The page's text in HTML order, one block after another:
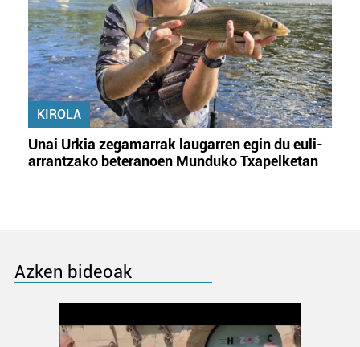
KIROLA
Unai Urkia zegamarrak laugarren egin du euli-
arrantzako beteranoen Munduko Txapelketan
Azken bideoak